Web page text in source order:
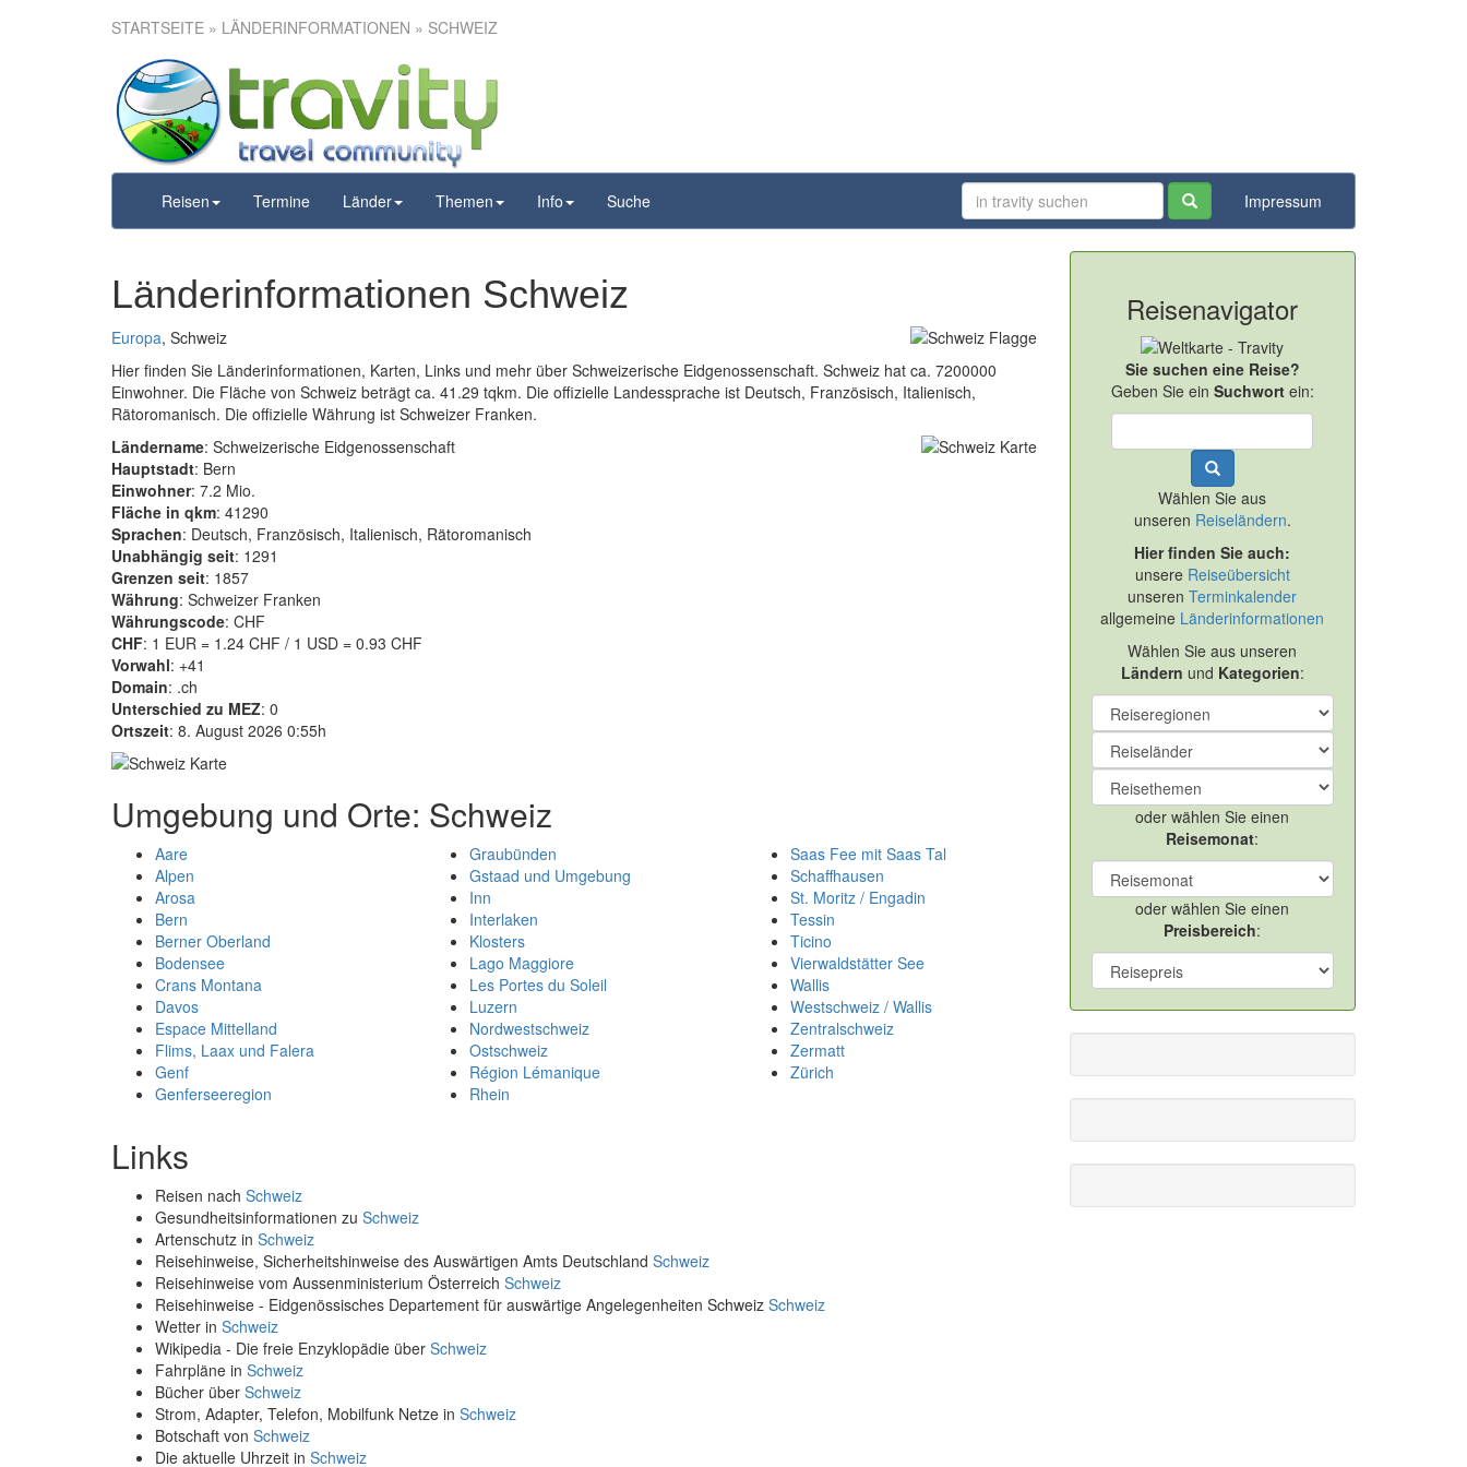
STARTSEITE » LÄNDERINFORMATIONEN » SCHWEIZ
Reisen Termine Länder Themen Info Suche Impressum
Länderinformationen Schweiz
Europa, Schweiz
Hier finden Sie Länderinformationen, Karten, Links und mehr über Schweizerische Eidgenossenschaft. Schweiz hat ca. 7200000
Einwohner. Die Fläche von Schweiz beträgt ca. 41.29 tqkm. Die offizielle Landessprache ist Deutsch, Französisch, Italienisch,
Rätoromanisch. Die offizielle Währung ist Schweizer Franken.
Ländername: Schweizerische Eidgenossenschaft
Hauptstadt: Bern
Einwohner: 7.2 Mio.
Fläche in qkm: 41290
Sprachen: Deutsch, Französisch, Italienisch, Rätoromanisch
Unabhängig seit: 1291
Grenzen seit: 1857
Währung: Schweizer Franken
Währungscode: CHF
CHF: 1 EUR = 1.24 CHF / 1 USD = 0.93 CHF
Vorwahl: +41
Domain: .ch
Unterschied zu MEZ: 0
Ortszeit: 8. August 2026 0:55h
Umgebung und Orte: Schweiz
Aare
Alpen
Arosa
Bern
Berner Oberland
Bodensee
Crans Montana
Davos
Espace Mittelland
Flims, Laax und Falera
Genf
Genferseeregion
Graubünden
Gstaad und Umgebung
Inn
Interlaken
Klosters
Lago Maggiore
Les Portes du Soleil
Luzern
Nordwestschweiz
Ostschweiz
Région Lémanique
Rhein
Saas Fee mit Saas Tal
Schaffhausen
St. Moritz / Engadin
Tessin
Ticino
Vierwaldstätter See
Wallis
Westschweiz / Wallis
Zentralschweiz
Zermatt
Zürich
Links
Reisen nach Schweiz
Gesundheitsinformationen zu Schweiz
Artenschutz in Schweiz
Reisehinweise, Sicherheitshinweise des Auswärtigen Amts Deutschland Schweiz
Reisehinweise vom Aussenministerium Österreich Schweiz
Reisehinweise - Eidgenössisches Departement für auswärtige Angelegenheiten Schweiz Schweiz
Wetter in Schweiz
Wikipedia - Die freie Enzyklopädie über Schweiz
Fahrpläne in Schweiz
Bücher über Schweiz
Strom, Adapter, Telefon, Mobilfunk Netze in Schweiz
Botschaft von Schweiz
Die aktuelle Uhrzeit in Schweiz
Reisenavigator
Sie suchen eine Reise?
Geben Sie ein Suchwortein:
Wählen Sie aus
unseren Reiseländern.
Hier finden Sie auch:
unsere Reiseübersicht
unserenTerminkalender
allgemeine Länderinformationen
Wählen Sie aus unseren
Ländern und Kategorien:
oder wählen Sie einen
Reisemonat:
oder wählen Sie einen
Preisbereich: